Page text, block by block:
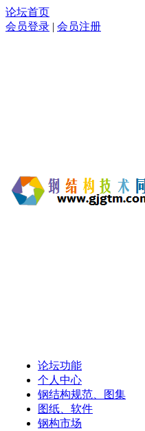
论坛首页
会员登录 | 会员注册
论坛功能
个人中心
钢结构规范、图集
图纸、软件
钢构市场